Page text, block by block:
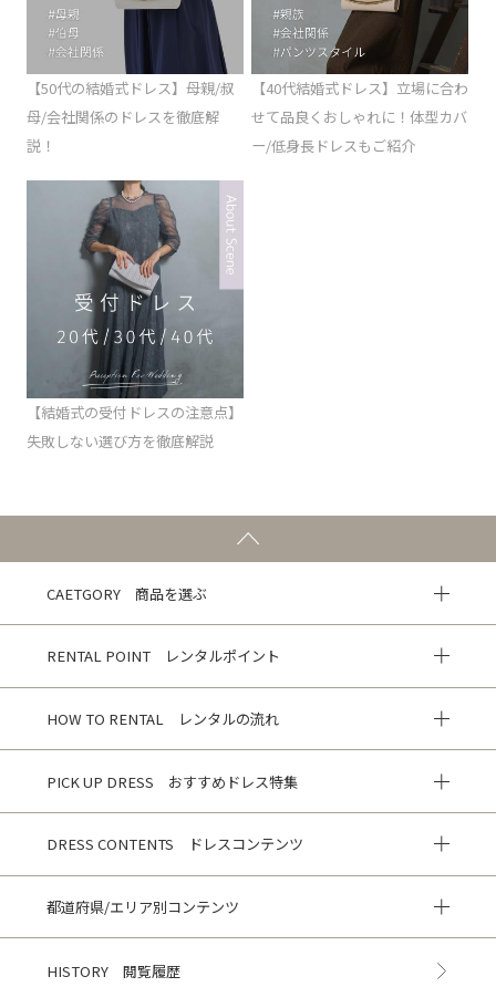
【50代の結婚式ドレス】母親/叔
母/会社関係のドレスを徹底解
説！
【40代結婚式ドレス】立場に合わ
せて品良くおしゃれに！体型カバ
ー/低身長ドレスもご紹介
【結婚式の受付ドレスの注意点】
失敗しない選び方を徹底解説
CAETGORY 商品を選ぶ
RENTAL POINT レンタルポイント
HOW TO RENTAL レンタルの流れ
PICK UP DRESS おすすめドレス特集
DRESS CONTENTS ドレスコンテンツ
都道府県/エリア別コンテンツ
HISTORY 閲覧履歴